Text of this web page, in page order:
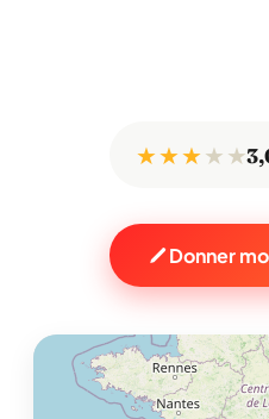
★ ★ ★★ ★
Donner